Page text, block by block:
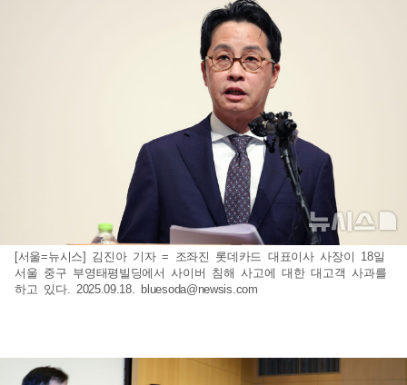
[서울=뉴시스] 김진아 기자 = 조좌진 롯데카드 대표이사 사장이 18일
서울 중구 부영태평빌딩에서 사이버 침해 사고에 대한 대고객 사과를
하고 있다. 2025.09.18.
bluesoda@newsis.com